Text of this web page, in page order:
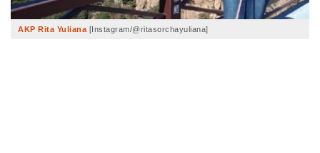
AKP Rita Yuliana [Instagram/@ritasorchayuliana]